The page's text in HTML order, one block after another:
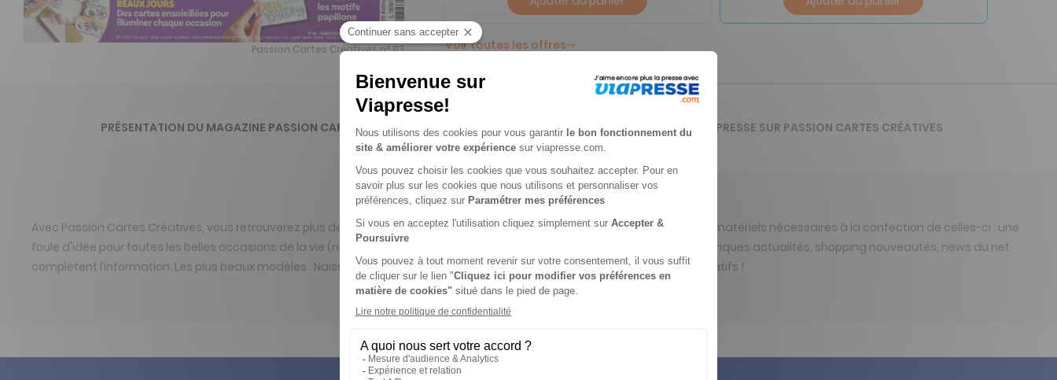
Passion Cartes Créatives n° 83 Voir toutes les offres
PRÉSENTATION DU MAGAZINE PASSION CARTES CRÉATIVES
Avec Passion Cartes Créatives, vous retrouverez plus de 30 projets de cartes en pas à pas, richement illustrés de détails et matériels nécessaires à la confection de celles-ci : une
foule d'idée pour toutes les belles occasions de la vie (naissance, fêtes, anniversaires, Noël, mariage, tendances...) ! Des rubriques actualités, shopping nouveautés, news du net
complètent l’information. Les plus beaux modèles : Naissance, fêtes, Noël, tendances… Et EN BONUS : 16 pages de papiers créatifs !
L'AVIS DE VIAPRESSE SUR PASSION CARTES CRÉATIVES